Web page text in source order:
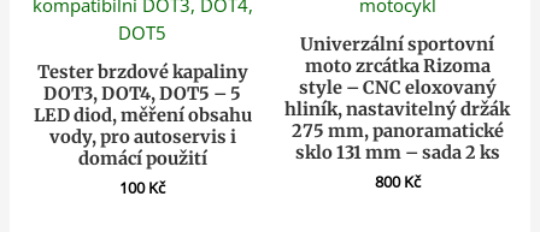
Tester brzdové kapaliny
DOT3, DOT4, DOT5 – 5
LED diod, měření obsahu
vody, pro autoservis i
domácí použití
100Kč
Univerzální sportovní
moto zrcátka Rizoma
style – CNC eloxovaný
hliník, nastavitelný držák
275 mm, panoramatické
sklo 131 mm – sada 2 ks
800Kč